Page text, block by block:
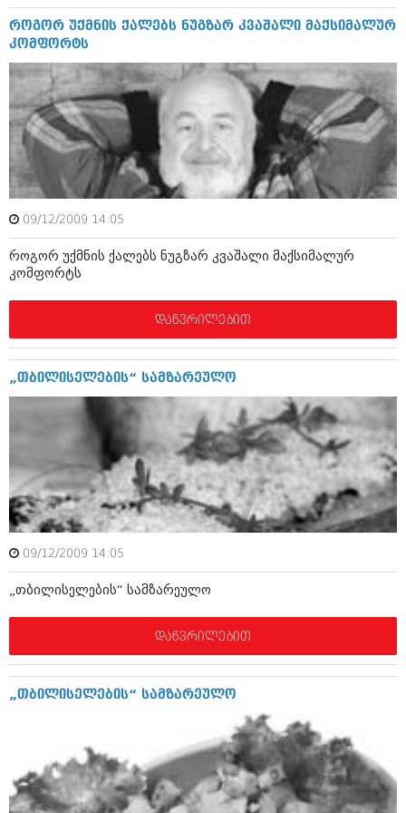
ნოემბერი 2017 (212)
ოქტომბერი 2017 (231)
აგვისტო 2017 (212)
ივლისი 2017 (233)
ივნისი 2017 (265)
მაისი 2017 (216)
აპრილი 2017 (220)
მარტი 2017 (212)
თებერვალი 2017 (205)
იანვარი 2017 (246)
დეკემბერი 2016 (207)
ნოემბერი 2016 (207)
ოქტომბერი 2016 (257)
სექტემბერი 2016 (224)
ივნისი 2016 (221)
მაისი 2016 (261)
აპრილი 2016 (215)
მარტი 2016 (200)
თებერვალი 2016 (250)
იანვარი 2016 (206)
დეკემბერი 2015 (207)
ნოემბერი 2015 (264)
ოქტომბერი 2015 (204)
სექტემბერი 2015 (215)
აგვისტო 2015 (286)
ივლისი 2015 (173)
აპრილი 2015 (208)
მარტი 2015 (365)
თებერვალი 2015 (286)
იანვარი 2015 (247)
დეკემბერი 2014 (342)
ოქტომბერი 2014 (292)
ივლისი 2014 (313)
ივნისი 2014 (366)
მაისი 2014 (313)
აპრილი 2014 (290)
როგორ უქმნის ქალებს ნუგზარ კვაშალი მაქსიმალურ
კომფორტს
09/12/2009 14:05
როგორ უქმნის ქალებს ნუგზარ კვაშალი მაქსიმალურ
კომფორტს
დაწვრილებით
„თბილისელების“ სამზარეულო
09/12/2009 14:05
„თბილისელების“ სამზარეულო
დაწვრილებით
„თბილისელების“ სამზარეულო